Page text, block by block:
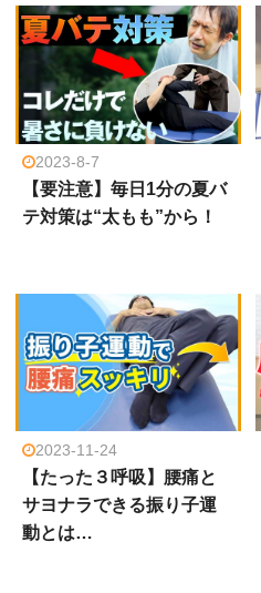
2023-8-7
【要注意】毎日1分の夏バ
テ対策は“太もも”から！
2023-11-24
【たった３呼吸】腰痛と
サヨナラできる振り子運
動とは…